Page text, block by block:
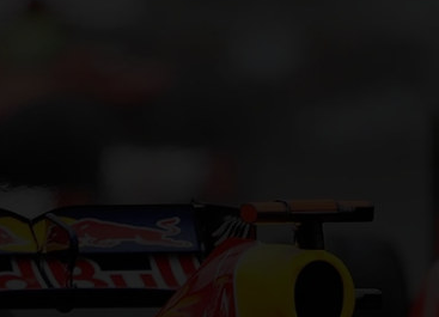
F1 COUREURS KAMPIOENSCHAP
F1 TEAMS KAMPIOENSCHAP